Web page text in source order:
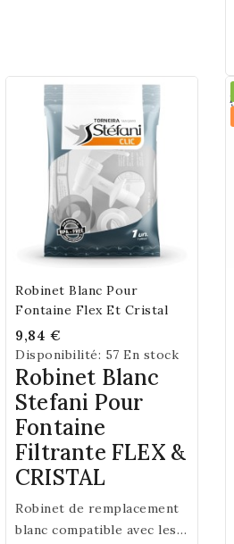
Add To Cart
Robinet Blanc Pour
Fontaine Flex Et Cristal
9,84 €
Disponibilité: 57 En stock
Robinet Blanc
Stefani Pour
Fontaine
Filtrante FLEX &
CRISTAL
Robinet de remplacement
blanc compatible avec les